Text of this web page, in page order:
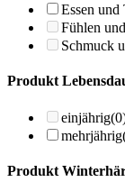
Essen und
Fühlen
Schmuck
Produkt
einjährig
mehrjährig
Produkt